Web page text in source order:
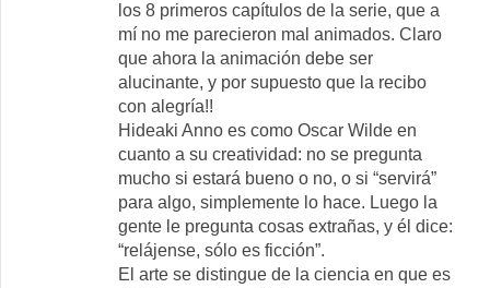
los 8 primeros capítulos de la serie, que a
mí no me parecieron mal animados. Claro
que ahora la animación debe ser
alucinante, y por supuesto que la recibo
con alegría!!
Hideaki Anno es como Oscar Wilde en
cuanto a su creatividad: no se pregunta
mucho si estará bueno o no, o si “servirá”
para algo, simplemente lo hace. Luego la
gente le pregunta cosas extrañas, y él dice:
“relájense, sólo es ficción”.
El arte se distingue de la ciencia en que es